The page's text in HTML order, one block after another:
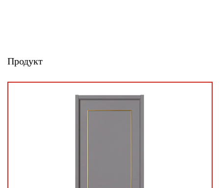
Продукт